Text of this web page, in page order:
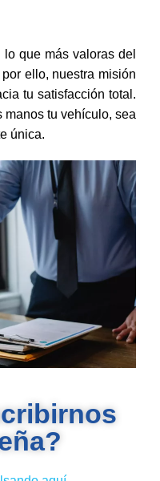
que más valoras del
por ello, nuestra misión
tu satisfacción total.
manos tu vehículo, sea
única.